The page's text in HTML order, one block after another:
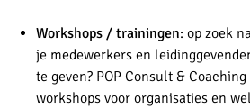
Workshops / trainingen: op zoek
je medewerkers en
te geven? POP Consult &
workshops voor organisaties en